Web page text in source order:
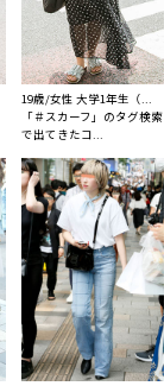
19歳/女性 大学1年生（...
「＃スカーフ」のタグ検索
で出てきたコ...